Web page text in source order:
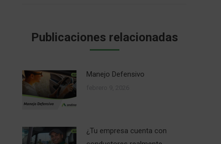
Publicaciones relacionadas
Manejo Defensivo
¿Tu empresa cuenta con